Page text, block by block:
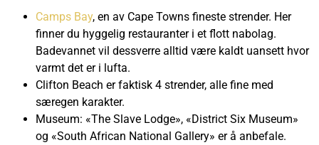
Camps Bay, en av Cape Towns fineste strender. Her
finner du hyggelig restauranter i et flott nabolag.
Badevannet vil dessverre alltid være kaldt uansett hvor
varmt det er i lufta.
Clifton Beach er faktisk 4 strender, alle fine med
særegen karakter.
Museum: «The Slave Lodge», «District Six Museum»
og «South African National Gallery» er å anbefale.